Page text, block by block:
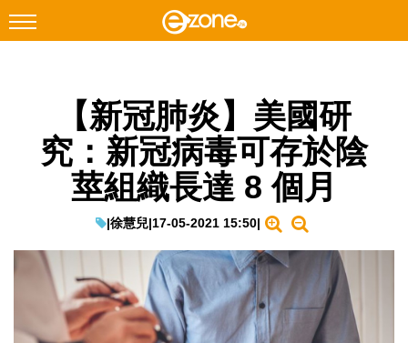
Facebook Instagram
科技焦點
教學評測
EduTech
IT Times
【新冠肺炎】美國研
究：新冠病毒可存於陰
莖組織長達 8 個月
|徐慧兒|17-05-2021 15:50|